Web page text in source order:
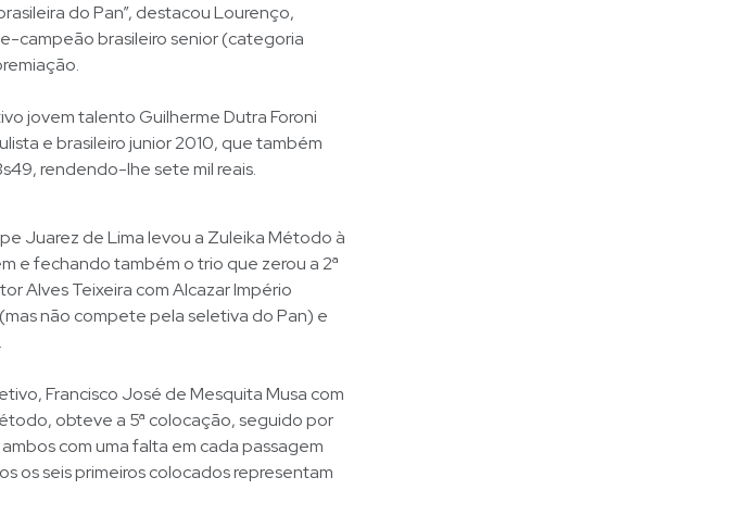
do Pan”, destacou Lourenço,
campeão brasileiro senior (categoria
jovem talento Guilherme Dutra Foroni
e brasileiro junior 2010, que também
rendendo-lhe sete mil reais.
Juarez de Lima levou a Zuleika Método à
e fechando também o trio que zerou a 2ª
Alves Teixeira com Alcazar Império
não compete pela seletiva do Pan) e
Francisco José de Mesquita Musa com
obteve a 5ª colocação, seguido por
com uma falta em cada passagem
os seis primeiros colocados representam